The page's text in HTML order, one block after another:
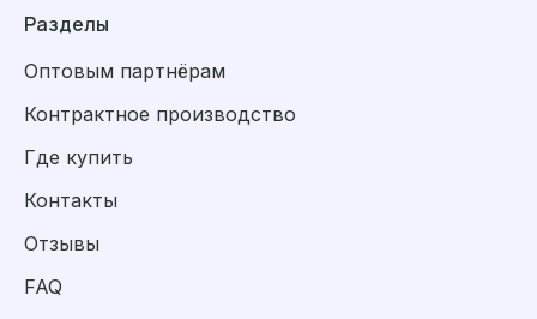
Разделы
Оптовым партнёрам
Контрактное производство
Где купить
Контакты
Отзывы
FAQ